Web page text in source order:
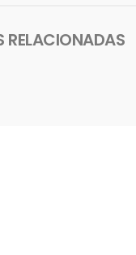
RELACIONADAS